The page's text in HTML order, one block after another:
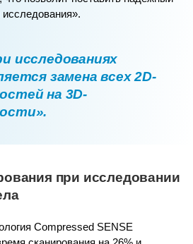
исследования».
исследованиях
замена всех 2D-
на 3D-
при исследовании
Compressed SENSE